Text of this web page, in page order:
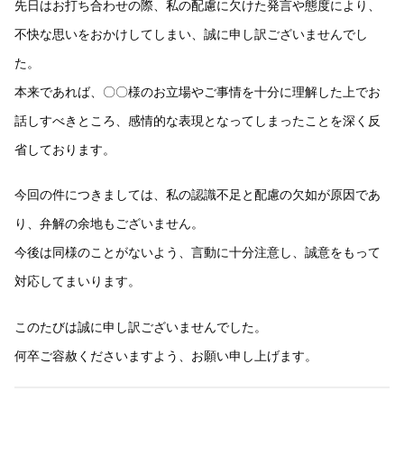
先日はお打ち合わせの際、私の配慮に欠けた発言や態度により、
不快な思いをおかけしてしまい、誠に申し訳ございませんでし
た。
本来であれば、〇〇様のお立場やご事情を十分に理解した上でお
話しすべきところ、感情的な表現となってしまったことを深く反
省しております。
今回の件につきましては、私の認識不足と配慮の欠如が原因であ
り、弁解の余地もございません。
今後は同様のことがないよう、言動に十分注意し、誠意をもって
対応してまいります。
このたびは誠に申し訳ございませんでした。
何卒ご容赦くださいますよう、お願い申し上げます。